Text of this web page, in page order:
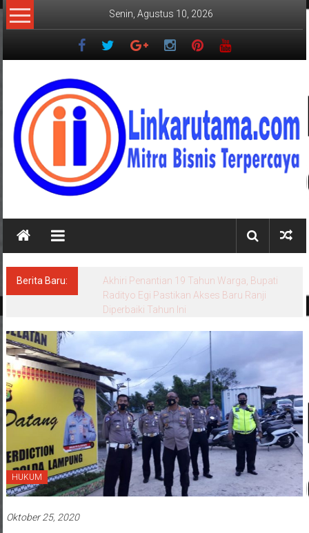
Lompat
ke
Senin, Agustus 10, 2026
LINKARUTAMA.COM
Mitra
Terpercaya
Berita Baru:
Akhiri Penantian 19 Tahun Warga, Bupati
Radityo Egi Pastikan Akses Baru Ranji
Diperbaiki Tahun Ini
HUKUM
Oktober 25, 2020